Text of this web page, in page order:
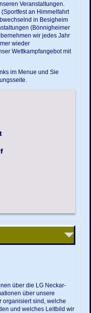
Veranstaltungen.
an Himmelfahrt
in Besigheim
(Bönnigheimer
wir jedes Jahr
wieder
Wettkampfangebot mit
im Menue und Sie
über die LG Neckar-
über unsere
organisiert sind, welche
und welches Leitbild wir